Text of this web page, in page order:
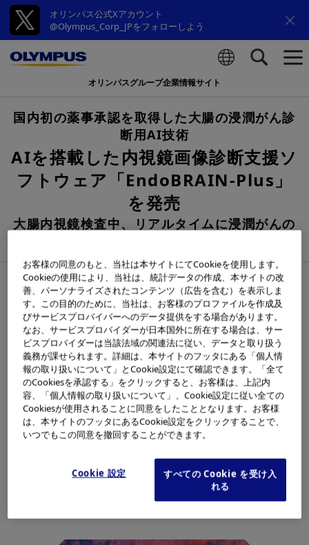
オリンパス公式Xアカウント
@Olympus_Corp_JPをフォローしよう
オリンパスグループ企業情報サイト
国内初の薬事承認を取得した大腸の浸潤がん診
断用AI技術
AIを搭載した内視鏡画像診断支援ソ
フトウェア「EndoBRAIN-Plus」
を発売
大腸内視鏡検査中、リアルタイムに浸潤がんの
2021年1月27日
お客様の同意のもと、当社は本サイトにてCookieを使用します。
Cookieの使用により、当社は、統計データの作成、本サイトの改
善、パーソナライズされたコンテンツ（広告を含む）を表示しま
す。この目的のために、当社は、お客様のプロファイルを作成及
びサービスプロバイバーへのデータ提供をする場合があります。
なお、サービスプロバイダーが日本国外に所在する場合は、サー
ビスプロバイダーは当該法域の関連法に従い、データと取り扱う
義務が課せられます。詳細は、本サイトのフッタにある「個人情
報の取り扱いについて」とCookie設定にて確認できます。「全て
のCookiesを承認する」をクリックすると、お客様は、上記内
容、「個人情報の取り扱いについて」、Cookie設定に従い全ての
Cookiesが使用されることに同意をしたこととなります。お客様
は、本サイトのフッタにあるCookie設定をクリックすることで、
いつでもこの同意を撤回することができます。
Cookie 設定
すべての Cookie を受け入
れる